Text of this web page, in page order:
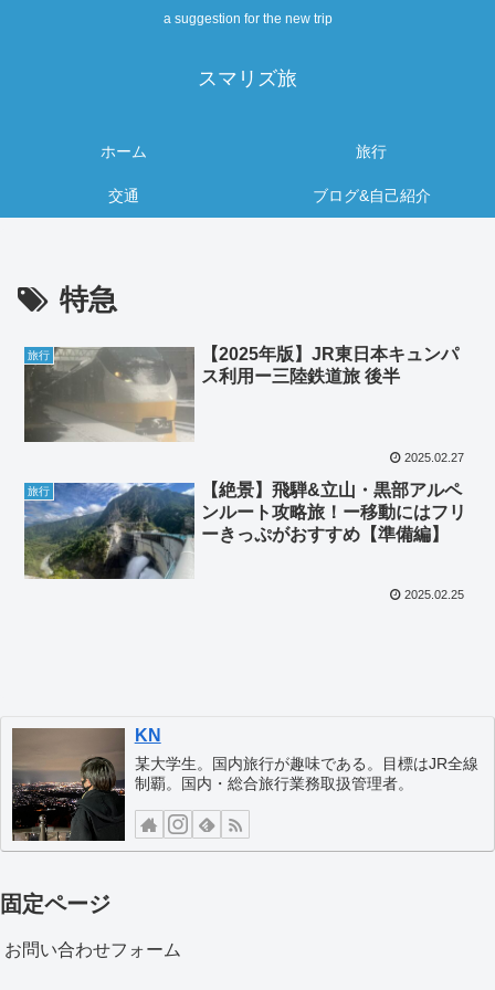
a suggestion for the new trip
スマリズ旅
ホーム 旅行
交通 ブログ&自己紹介
特急
旅行
【2025年版】JR東日本キュンパ
ス利用ー三陸鉄道旅 後半
2025.02.27
旅行
【絶景】飛騨&立山・黒部アルペ
ンルート攻略旅！ー移動にはフリ
ーきっぷがおすすめ【準備編】
2025.02.25
KN
某大学生。国内旅行が趣味である。目標はJR全線
制覇。国内・総合旅行業務取扱管理者。
固定ページ
お問い合わせフォーム